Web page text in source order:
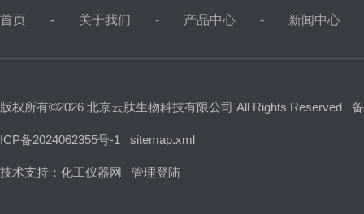
首页 关于我们 产品中心 新闻中心
版权所有©2026 北京云肽生物科技有限公司 All Rights Reserved
ICP备2024062355号-1 sitemap.xml
技术支持： 化工仪器网 管理登陆